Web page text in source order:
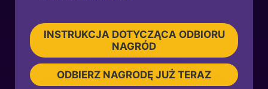
INSTRUKCJA DOTYCZĄCA ODBIORU
NAGRÓD
ODBIERZ NAGRODĘ JUŻ TERAZ